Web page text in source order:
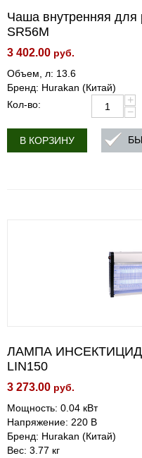
Чаша внутренняя для
SR56M
3 402.00 руб.
Объем, л: 13.6
Бренд: Hurakan (Китай)
Кол-во:
+
−
В КОРЗИНУ
ЛАМПА
LIN150
3 273.00 руб.
Мощность: 0.04 кВт
Напряжение: 220 В
Бренд: Hurakan (Китай)
Вес: 3.77 кг